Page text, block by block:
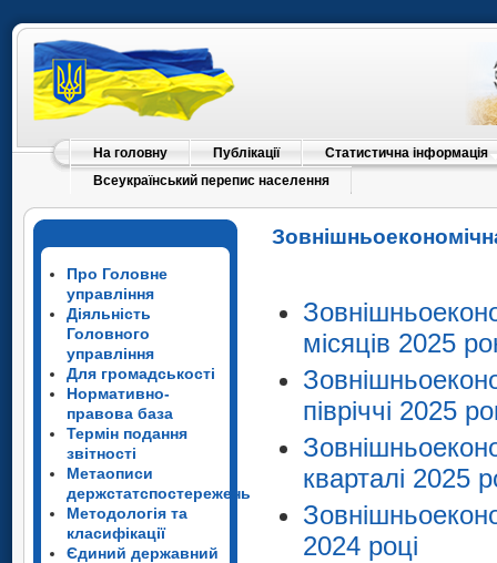
На головну Публікації
Статистична інформація
Всеукраїнський перепис населення
Про Головне
управління
Діяльність
Головного
управління
Для громадськості
Нормативно-
правова база
Термін подання
звітності
Метаописи
держстатспостережень
Методологія та
класифікації
Єдиний державний
місяців 2025
півріччі 2025
кварталі 2025
2024 році